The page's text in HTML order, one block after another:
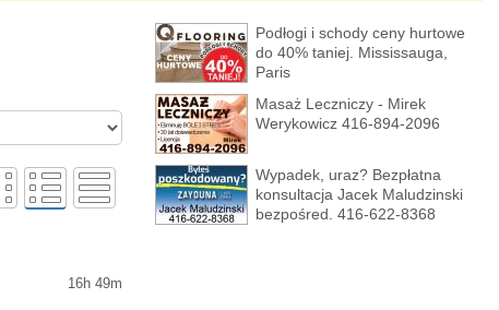
Podłogi i schody ceny hurtowe
do 40% taniej. Mississauga,
Paris
Masaż Leczniczy - Mirek
Werykowicz 416-894-2096
Wypadek, uraz? Bezpłatna
konsultacja Jacek Maludzinski
bezpośred. 416-622-8368
16h 49m